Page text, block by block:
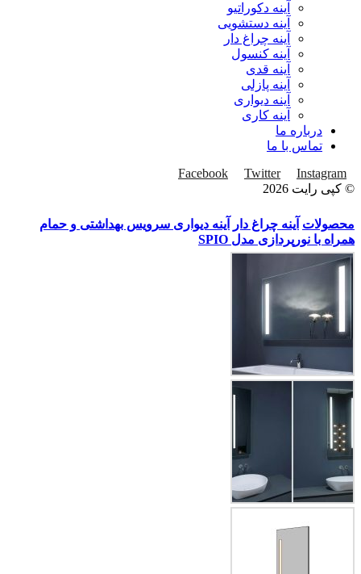
آینه دکوراتیو
آینه دستشویی
آینه چراغ دار
آینه کنسول
آینه قدی
آینه پازلی
آینه دیواری
آینه کاری
درباره ما
تماس با ما
Facebook
Twitter
Instagram
© کپی رایت 2026
محصولات آینه چراغ دار
آینه دیواری سرویس بهداشتی و حمام
همراه با نورپردازی مدل SPIO